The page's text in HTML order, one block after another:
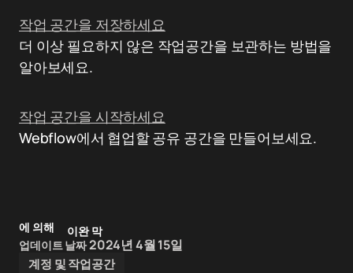
작업 공간을 저장하세요
더 이상 필요하지 않은 작업공간을 보관하는 방법을
알아보세요.
작업 공간을 시작하세요
Webflow에서 협업할 공유 공간을 만들어보세요.
에 의해
이완 막
업데이트 날짜2024년 4월 15일
계정 및 작업공간